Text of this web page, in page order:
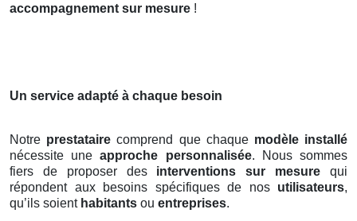
accompagnement sur mesure !
Un service adapté à chaque besoin
Notre prestataire comprend que chaque modèle installé
nécessite uneapproche personnalisée. Nous sommes
fiers de proposer des interventions sur mesure qui
répondent aux besoins spécifiques de nos utilisateurs,
qu’ils soient habitants ou entreprises.